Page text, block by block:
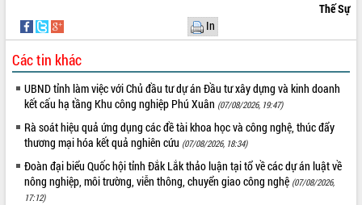
năm 2026
Hội thảo khoa học “Giải pháp thúc đẩy
phát triển nền kinh tế xanh tại tỉnh
Đắk Lắk”
Tăng cường giám sát, đôn đốc thực
hiện nhiệm vụ quản lý tài sản công
hàng tuần
Tháo gỡ những vướng mắc, đẩy mạnh
công tác cải cách thủ tục hành chính
tại Trung tâm Phục vụ hành chính
công tỉnh
Thế Sự
In
Các tin khác
UBND tỉnh làm việc với Chủ đầu tư dự án Đầu tư xây dựng và kinh doanh
kết cấu hạ tầng Khu công nghiệp Phú Xuân (07/08/2026, 19:47)
Rà soát hiệu quả ứng dụng các đề tài khoa học và công nghệ, thúc đẩy
thương mại hóa kết quả nghiên cứu (07/08/2026, 18:34)
Đoàn đại biểu Quốc hội tỉnh Đắk Lắk thảo luận tại tổ về các dự án luật về
nông nghiệp, môi trường, viễn thông, chuyển giao công nghệ (07/08/2026,
17:12)